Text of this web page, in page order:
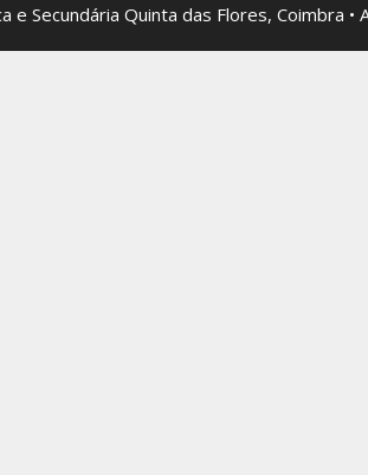
e Secundária Quinta das Flores, Coimbra